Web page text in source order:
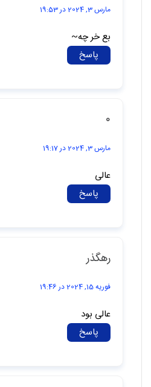
مارس 3, 2024 در 19:53
بع خر چه~
پاسخ
۰
مارس 3, 2024 در 19:17
عالی
پاسخ
رهگذر
فوریه 15, 2024 در 19:46
عالی بود
پاسخ